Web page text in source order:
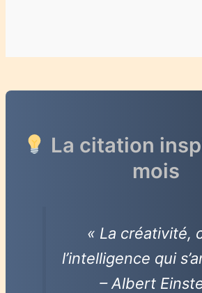
La citation
mois
« La créativité,
l’intelligence qui
– Albert